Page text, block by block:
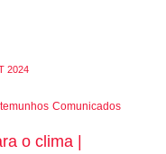
2024
Comunicados
o clima |